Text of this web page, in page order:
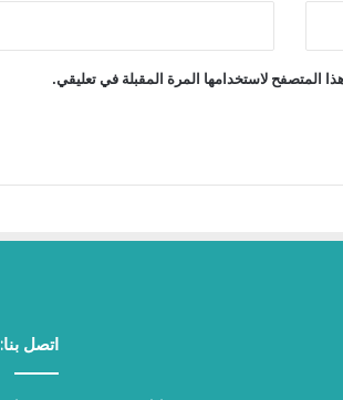
المتصفح لاستخدامها المرة المقبلة في تعليقي.
اتصل بنا: